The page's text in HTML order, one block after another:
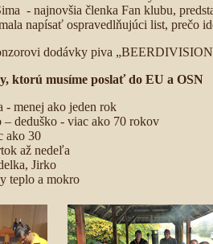
- najnovšia členka Fan klubu,
napísať ospravedlňujúci list, prečo
dodávky piva
ktorú musíme poslať do EU a OSN
- menej ako jeden rok
– deduško - viac ako 70 rokov
ako 30
až nedeľa
Jirko
teplo a mokro